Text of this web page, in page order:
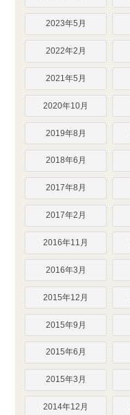
2023年5月
2022年2月
2021年5月
2020年10月
2019年8月
2018年6月
2017年8月
2017年2月
2016年11月
2016年3月
2015年12月
2015年9月
2015年6月
2015年3月
2014年12月